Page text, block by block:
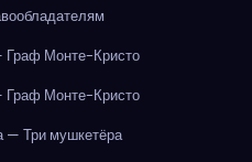
Монте-Кристо
Монте-Кристо
Три мушкетёра